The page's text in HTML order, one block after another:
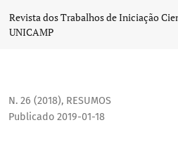
Qualidade de voz após
Revista dos Trabalhos de Iniciação
UNICAMP
N. 26 (2018), RESUMOS
Publicado 2019-01-18